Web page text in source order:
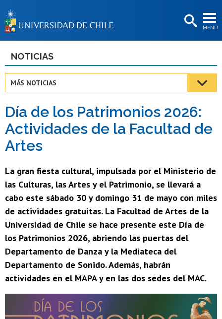
MENÚ
BIBLIOTECAS
Estudiantes
Académicas/os
Funcionarias/os
NOTICIAS
MÁS NOTICIAS
Día de los Patrimonios 2026:
Actividades de la Facultad de
Artes
La gran fiesta cultural, impulsada por el Ministerio de
las Culturas, las Artes y el Patrimonio, se llevará a
cabo este sábado 30 y domingo 31 de mayo con miles
de actividades gratuitas. La Facultad de Artes de la
Universidad de Chile se hace presente este Día de
los Patrimonios 2026, abriendo las puertas del
Departamento de Danza y la Mediateca del
Departamento de Sonido. Además, habrán
actividades en el MAPA y en las dos sedes del MAC.